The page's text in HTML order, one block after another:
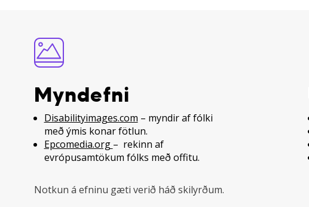
Myndefni
Disabilityimages.com – myndir af fólki
með ýmis konar fötlun.
Epcomedia.org – rekinn af
evrópusamtökum fólks með offitu.
Notkun á efninu gæti verið háð skilyrðum.